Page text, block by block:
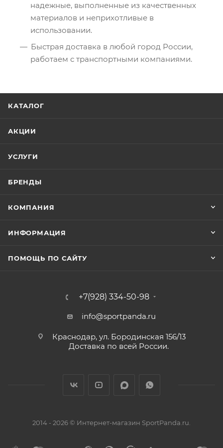
надежные, выполненные из качественных
материалов и неприхотливые в
использовании.
Быстрая доставка в любой город России,
работаем с транспортными компаниями.
КАТАЛОГ
АКЦИИ
УСЛУГИ
БРЕНДЫ
КОМПАНИЯ
ИНФОРМАЦИЯ
ПОМОЩЬ ПО САЙТУ
+7(928) 334-50-98
info@sportpanda.ru
Краснодар, ул. Бородинская 156/13
Доставка по всей России.
2014 - 2026 © Интернет-магазин SportPanda.ru.